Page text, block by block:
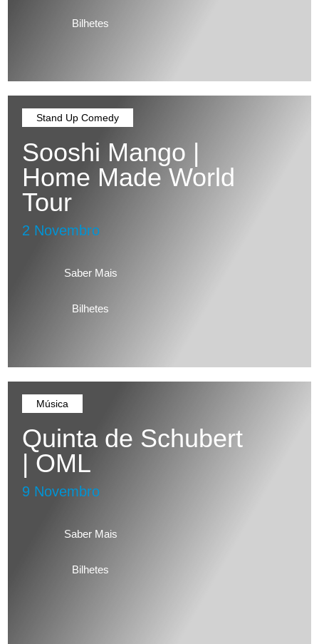
Bilhetes
Stand Up Comedy
Sooshi Mango |
Home Made World
Tour
2 Novembro
Saber Mais
Bilhetes
Música
Quinta de Schubert
| OML
9 Novembro
Saber Mais
Bilhetes